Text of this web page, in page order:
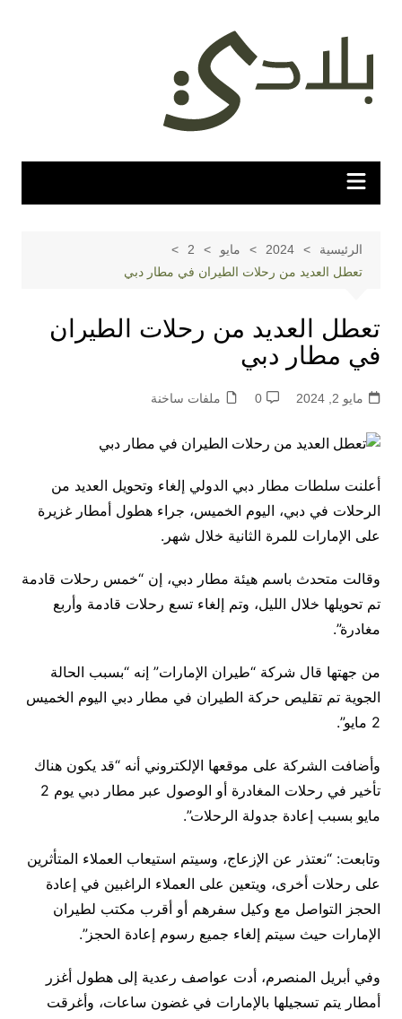
المحتوى
الرئيسية 2024 مايو
2
تعطل العديد من رحلات الطيران في مطار دبي
تعطل العديد من رحلات الطيران
في مطار دبي
مايو 2, 2024 0 ملفات ساخنة
أعلنت سلطات مطار دبي الدولي إلغاء وتحويل العديد من
الرحلات في دبي، اليوم الخميس، جراء هطول أمطار غزيرة
على الإمارات للمرة الثانية خلال شهر.
وقالت متحدث باسم هيئة مطار دبي، إن “خمس رحلات قادمة
تم تحويلها خلال الليل، وتم إلغاء تسع رحلات قادمة وأربع
مغادرة”.
من جهتها قال شركة “طيران الإمارات” إنه “بسبب الحالة
الجوية تم تقليص حركة الطيران في مطار دبي اليوم الخميس
2 مايو”.
وأضافت الشركة على موقعها الإلكتروني أنه “قد يكون هناك
تأخير في رحلات المغادرة أو الوصول عبر مطار دبي يوم 2
مايو بسبب إعادة جدولة الرحلات”.
وتابعت: “نعتذر عن الإزعاج، وسيتم استيعاب العملاء المتأثرين
على رحلات أخرى، ويتعين على العملاء الراغبين في إعادة
الحجز التواصل مع وكيل سفرهم أو أقرب مكتب لطيران
الإمارات حيث سيتم إلغاء جميع رسوم إعادة الحجز”.
وفي أبريل المنصرم، أدت عواصف رعدية إلى هطول أغزر
أمطار يتم تسجيلها بالإمارات في غضون ساعات، وأغرقت